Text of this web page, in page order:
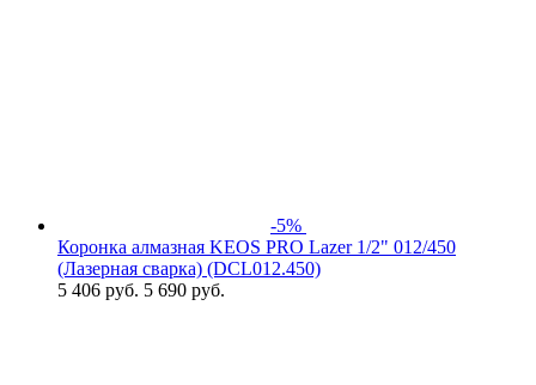
-5%
Коронка алмазная KEOS PRO Lazer 1/2" 012/450
(Лазерная сварка) (DCL012.450)
5 406 руб. 5 690 руб.